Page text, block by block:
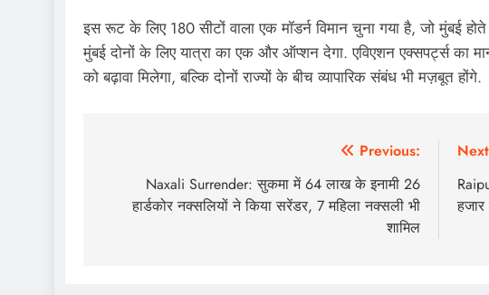
इस रूट के लिए 180 सीटों वाला एक मॉडर्न विमान चुना गया है, जो मुंबई
मुंबई दोनों के लिए यात्रा का एक और ऑप्शन देगा. एविएशन एक्सपर्ट्स का
को बढ़ावा मिलेगा, बल्कि दोनों राज्यों के बीच व्यापारिक संबंध भी मज़बूत होंगे.
navigation
Previous:
Naxali Surrender: सुकमा में 64 लाख के इनामी 26
हार्डकोर नक्सलियों ने किया सरेंडर, 7 महिला नक्सली भी
शामिल